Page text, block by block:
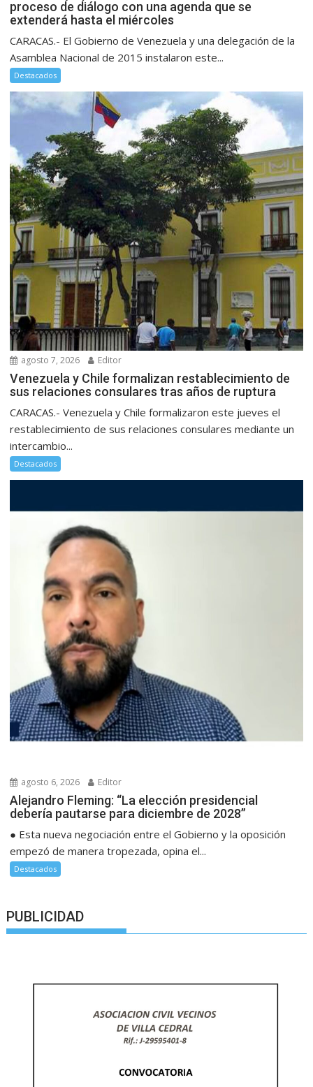
proceso de diálogo con una agenda que se
extenderá hasta el miércoles
CARACAS.- El Gobierno de Venezuela y una delegación de la
Asamblea Nacional de 2015 instalaron este...
Destacados
agosto 7, 2026 Editor
Venezuela y Chile formalizan restablecimiento de
sus relaciones consulares tras años de ruptura
CARACAS.- Venezuela y Chile formalizaron este jueves el
restablecimiento de sus relaciones consulares mediante un
intercambio...
Destacados
agosto 6, 2026 Editor
Alejandro Fleming: “La elección presidencial
debería pautarse para diciembre de 2028”
● Esta nueva negociación entre el Gobierno y la oposición
empezó de manera tropezada, opina el...
Destacados
PUBLICIDAD